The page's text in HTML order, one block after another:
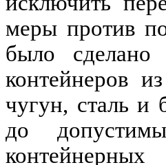
меры против
было сделано
контейнеров
чугун, сталь и
до
контейнерных